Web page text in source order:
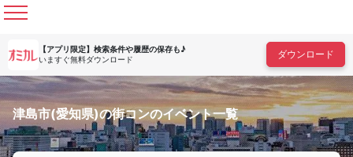
【アプリ限定】 検索条件や履歴の保存も♪
いますぐ無料ダウンロード
ダウンロード
津島市(愛知県)の街コンのイベント一覧